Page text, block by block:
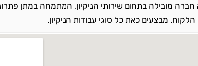
חברה מובילה בתחום שירותי הניקיון, המתמחה במתן
הלקוח. מבצעים כאת כל סוגי עבודות הניקיון.